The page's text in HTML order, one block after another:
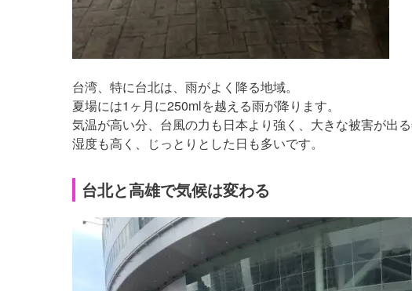
台湾、特に台北は、雨がよく降る地域。
夏場には1ヶ月に250mlを越える雨が降ります。
気温が高い分、台風の力も日本より強く、大きな被害が出る
湿度も高く、じっとりとした日も多いです。
台北と高雄で気候は変わる